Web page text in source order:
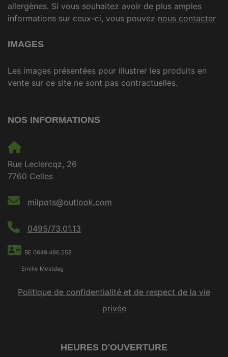
allergènes. Si vous souhaitez avoir de plus amples
informations sur ceux-ci, vous pouvez nous contacter
IMAGES
Les images présentées pour illustrer les produits en
vente sur ce site ne sont pas contractuelles.
NOS INFORMATIONS
Rue Leclercqz, 26
7760 Celles
milpots@outlook.com
0495/73.01.13
BE 0649.496.558
Emilie Mestdag
Politique de confidentialité et de respect de la vie
privée
HEURES D'OUVERTURE